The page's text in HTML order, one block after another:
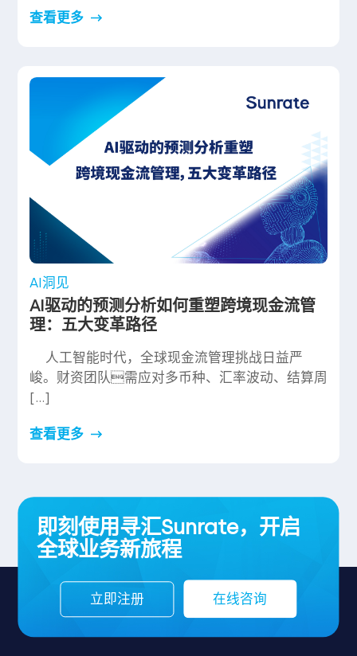
查看更多
AI洞见
AI驱动的预测分析如何重塑跨境现金流管
理：五大变革路径
人工智能时代，全球现金流管理挑战日益严
峻。财资团队需应对多币种、汇率波动、结算周
[…]
查看更多
即刻使用寻汇Sunrate，开启
全球业务新旅程
立即注册 在线咨询